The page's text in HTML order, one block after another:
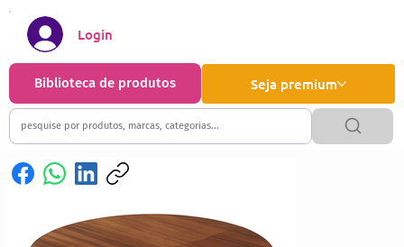
Seja premium
Biblioteca de produtos
Login